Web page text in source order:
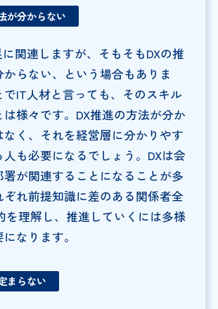
が分からない
関連しますが、そもそもDXの推
らない、という場合もありま
でIT人材と言っても、そのスキル
様々です。DX推進の方法が分か
なく、それを経営層に分かりやす
人も必要になるでしょう。DXは会
が関連することになることが多
ぞれ前提知識に差のある関係者全
を理解し、推進していくには多様
なります。
まらない